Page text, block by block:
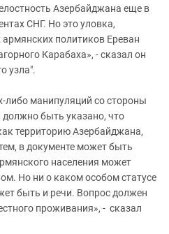
Азербайджана еще в
СНГ. Но это уловка,
армянских политиков Ереван
Карабаха», - сказал он
узла".
либо манипуляций со стороны
быть указано, что
территорию Азербайджана,
в документе может быть
населения может
Но ни о каком особом статусе
быть и речи. Вопрос должен
проживания», - сказал